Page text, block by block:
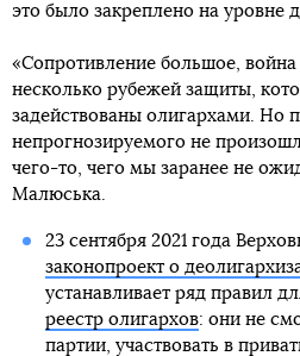
это было закреплено на уровне
«Сопротивление большое,
несколько рубежей защиты,
задействованы олигархами. Но
непрогнозируемого не
чего-то, чего мы заранее не
Малюська.
23 сентября 2021 года
законопроект о
устанавливает ряд правил
реестр олигархов: они не
партии, участвовать в